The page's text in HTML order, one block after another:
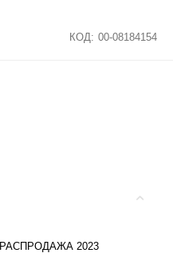
КОД: 00-08184154
РАСПРОДАЖА 2023